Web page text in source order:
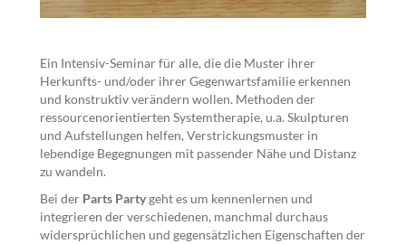
Ein Intensiv-Seminar für alle, die die Muster ihrer
Herkunfts- und/oder ihrer Gegenwartsfamilie erkennen
und konstruktiv verändern wollen. Methoden der
ressourcenorientierten Systemtherapie, u.a. Skulpturen
und Aufstellungen helfen, Verstrickungsmuster in
lebendige Begegnungen mit passender Nähe und Distanz
zu wandeln.
Bei der Parts Partygeht es um kennenlernen und
integrieren der verschiedenen, manchmal durchaus
widersprüchlichen und gegensätzlichen Eigenschaften der